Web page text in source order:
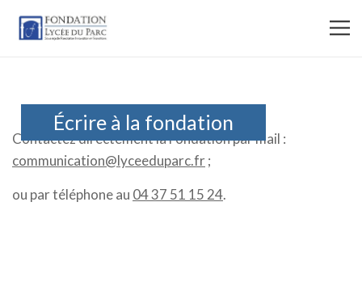
Écrire à la fondation
Contactez directement la Fondation par mail :
communication@lyceeduparc.fr;
ou par téléphone au 04 37 51 15 24.